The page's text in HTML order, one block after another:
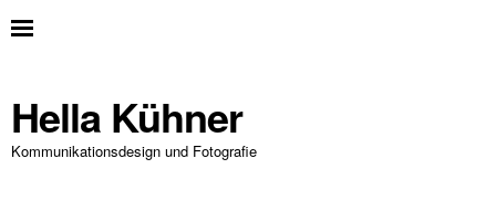
Hella Kühner
Kommunikationsdesign und Fotografie